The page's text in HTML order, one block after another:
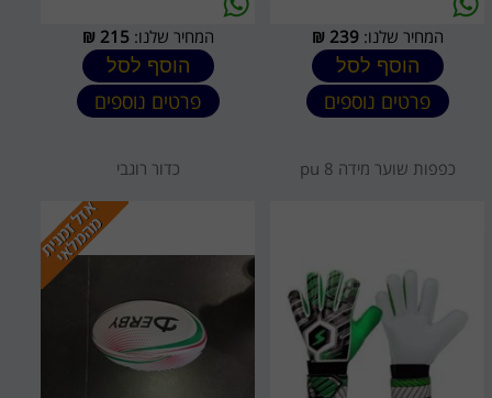
המחיר שלנו:239
₪
הוסף לסל
פרטים נוספים
המחיר שלנו:215
₪
הוסף לסל
פרטים נוספים
כפפות שוער מידה 8 pu כדור רוגבי